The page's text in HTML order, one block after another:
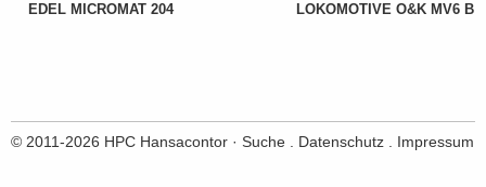
EDEL MICROMAT 204 LOKOMOTIVE O&K MV6 B
© 2011-2026 HPC Hansacontor · Suche Datenschutz Impressum